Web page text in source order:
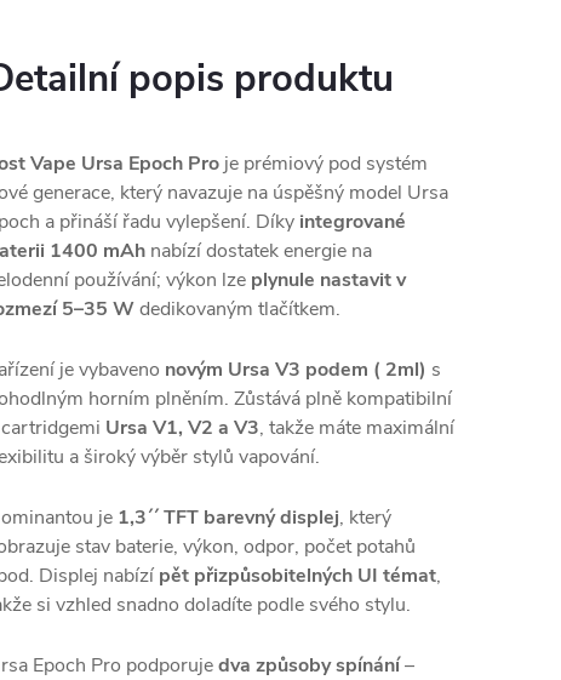
popis produktu
Vape Ursa Epoch Pro je prémiový pod systém
generace, který navazuje na úspěšný model Ursa
a přináší řadu vylepšení. Díky integrované
1400 mAh nabízí dostatek energie na
používání; výkon lze plynule nastavit v
5–35 Wdedikovaným tlačítkem.
je vybaveno novým Ursa V3 podem ( 2ml) s
horním plněním. Zůstává plně kompatibilní
Ursa V1, V2 a V3, takže máte maximální
a široký výběr stylů vapování.
je 1,3´´ TFT barevný displej, který
stav baterie, výkon, odpor, počet potahů
Displej nabízí pět přizpůsobitelných UI témat,
si vzhled snadno doladíte podle svého stylu.
Epoch Pro podporujedva způsoby spínání–